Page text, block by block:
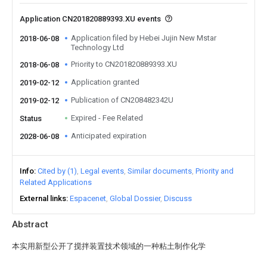
Abstract
本实用新型公开了搅拌装置技术领域的一种粘土制作化学
Application CN201820889393.XU events
2018-06-08
Application filed by Hebei Jujin New Mstar
Technology Ltd
2018-06-08
Priority to CN201820889393.XU
2019-02-12 Application granted
2019-02-12 Publication of CN208482342U
Status Expired - Fee Related
2028-06-08 Anticipated expiration
Info Cited by (1) Legal events Similar documents Priority and
Related Applications
External links Espacenet Global Dossier Discuss